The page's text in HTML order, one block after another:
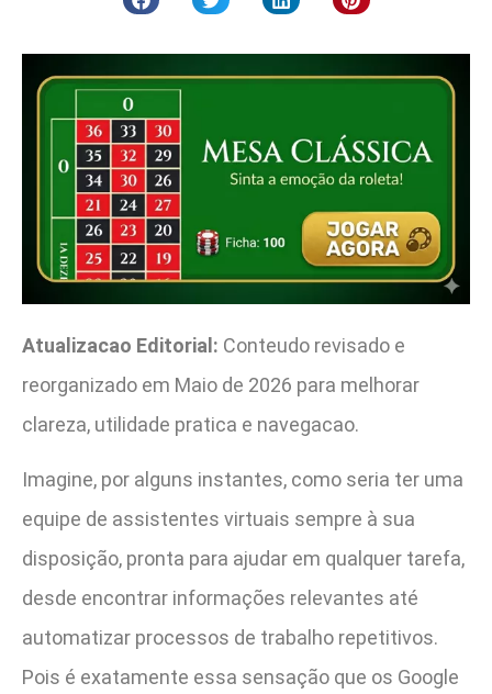
Atualizacao Editorial: Conteudo revisado e
reorganizado em Maio de 2026 para melhorar
clareza, utilidade pratica e navegacao.
Imagine, por alguns instantes, como seria ter uma
equipe de assistentes virtuais sempre à sua
disposição, pronta para ajudar em qualquer tarefa,
desde encontrar informações relevantes até
automatizar processos de trabalho repetitivos.
Pois é exatamente essa sensação que os Google